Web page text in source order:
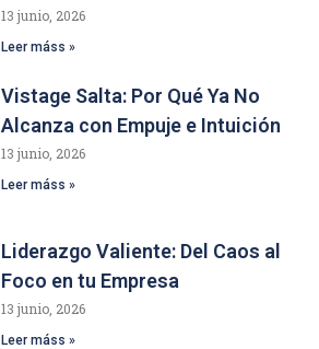
13 junio, 2026
Leer máss »
Vistage Salta: Por Qué Ya No
Alcanza con Empuje e Intuición
13 junio, 2026
Leer máss »
Liderazgo Valiente: Del Caos al
Foco en tu Empresa
13 junio, 2026
Leer máss »